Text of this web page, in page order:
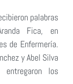
palabras
Fica, en
de Enfermería.
y Abel Silva
los